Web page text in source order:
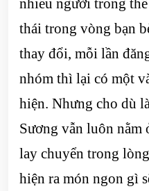
nhiều người trong
thái trong vòng bạn
thay đổi, mỗi lần
nhóm thì lại có một
hiện. Nhưng cho dù
Sương vẫn luôn
lay chuyển trong
hiện ra món ngon gì